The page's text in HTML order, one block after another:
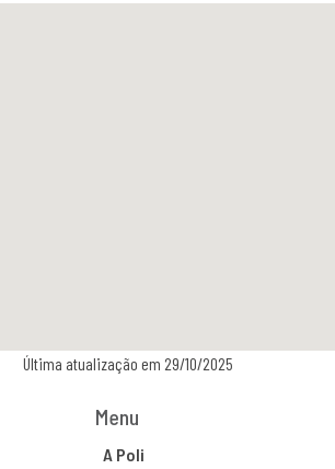
Última atualização em 29/10/2025
Menu
A Poli